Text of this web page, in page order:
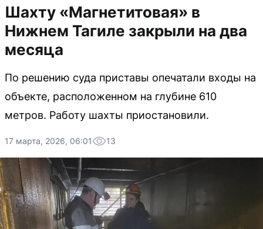
Шахту «Магнетитовая» в
Нижнем Тагиле закрыли на два
месяца
По решению суда приставы опечатали входы на
объекте, расположенном на глубине 610
метров. Работу шахты приостановили.
17 марта, 2026, 06:01 13